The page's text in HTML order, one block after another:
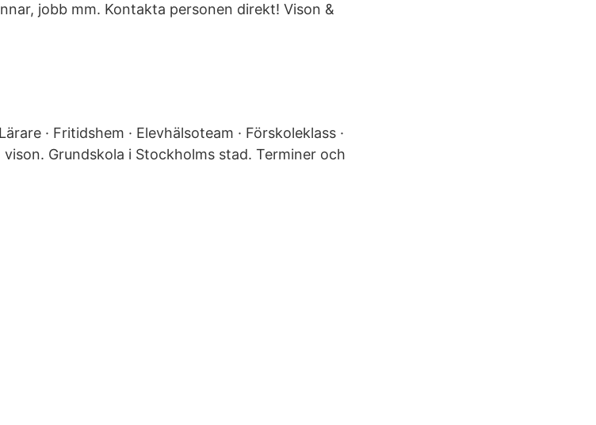
jobb mm. Kontakta personen direkt! Vison &
· Fritidshem · Elevhälsoteam · Förskoleklass ·
Grundskola i Stockholms stad. Terminer och